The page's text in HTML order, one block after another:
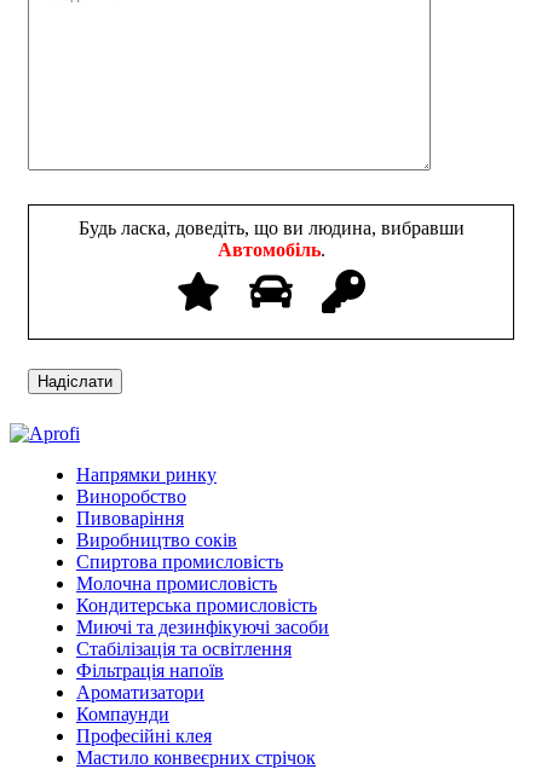
Будь ласка, доведіть, що ви людина, вибравши
Автомобіль.
Напрямки ринку
Виноробство
Пивоваріння
Виробництво соків
Спиртова промисловість
Молочна промисловість
Кондитерська промисловість
Миючі та дезинфікуючі засоби
Стабілізація та освітлення
Фільтрація напоїв
Ароматизатори
Компаунди
Професійні клея
Мастило конвеєрних стрічок